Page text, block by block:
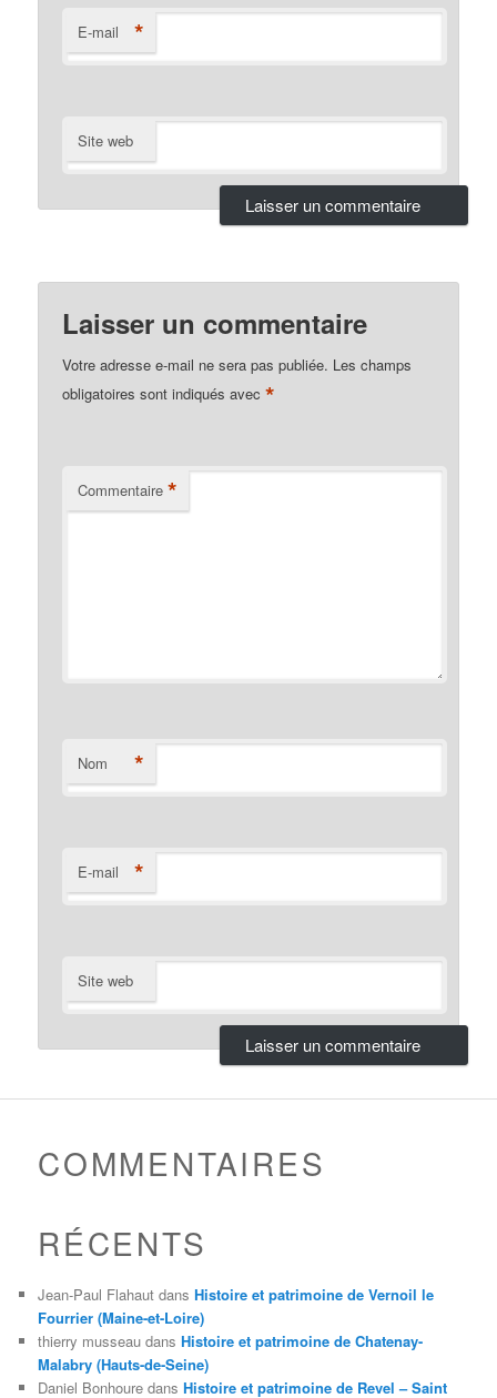
E-mail *
Site web
Laisser un commentaire
Votre adresse e-mail ne sera pas publiée. Les champs
obligatoires sont indiqués avec*
Commentaire *
Nom *
E-mail *
Site web
COMMENTAIRES
RÉCENTS
Jean-Paul Flahaut dansHistoire et patrimoine de Vernoil le
Fourrier (Maine-et-Loire)
thierry musseau dansHistoire et patrimoine de Chatenay-
Malabry (Hauts-de-Seine)
Daniel Bonhoure dansHistoire et patrimoine de Revel – Saint